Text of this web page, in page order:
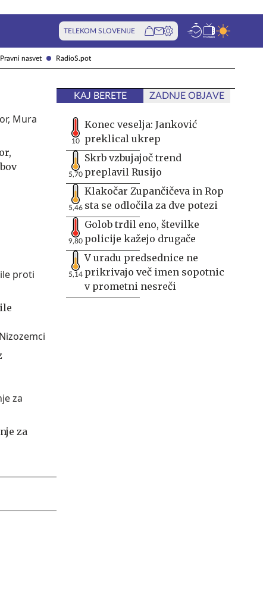
Pravni nasvet RadioS.pot
TELEKOM SLOVENIJE
za
KAJ BERETE ZADNJE OBJAVE
10
Konec veselja: Janković
preklical ukrep
5,70
Skrb vzbujajoč trend
preplavil Rusijo
5,46
Klakočar Zupančičeva in Rop
sta se odločila za dve potezi
9,80
Golob trdil eno, številke
policije kažejo drugače
5,14
V uradu predsednice ne
prikrivajo več imen sopotnic
v prometni nesreči